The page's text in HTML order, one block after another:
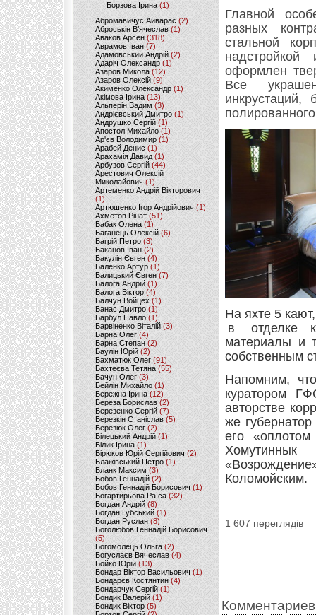
Борзова Ірина(1)
Абромавичус Айварас (2)
Аброськін В’ячеслав(1)
Аваков Арсен (318)
Аврамов Іван (7)
Адамовський Андрій(2)
Адаріч Олександр (1)
Азаров Микола (12)
Азаров Олексій (9)
Акименко Олександр(1)
Акімова Ірина(13)
Альперін Вадим (3)
Андрієвський Дмитро(1)
Андрушко Сергій(1)
Апостол Михайло(1)
Ар'єв Володимир (1)
Арабей Денис(1)
Арахамія Давид (1)
Арбузов Сергій (44)
Арестович Олексій
Миколайович(1)
Артеменко Андрій Вікторович
(1)
Артюшенко Ігор Андрійович(1)
Ахметов Рінат(51)
Бабак Олена(1)
Баганець Олексій(6)
Багрій Петро (3)
Баканов Іван(2)
Бакулін Євген (4)
Баленко Артур(1)
Балицький Євген(7)
Балога Андрій (1)
Балога Віктор (4)
Балчун Войцех (1)
Банас Дмитро (1)
Барбул Павло(1)
Барвіненко Віталій(3)
Барна Олег (4)
Барна Степан (2)
Баулін Юрій (2)
Бахматюк Олег (91)
Бахтеєва Тетяна(55)
Бачун Олег (3)
Бейлін Михайло (1)
Бережна Ірина(12)
Береза Борислав(2)
Березенко Сергій (7)
Березкін Станіслав (5)
Березюк Олег(2)
Білецький Андрій (1)
Білик Ірина (1)
Бірюков Юрій Сергійович (2)
Блажівський Петро (1)
Бланк Максим(3)
Бобов Геннадій (2)
Бобов Геннадій Борисович (1)
Богартирьова Раїса (32)
Богдан Андрій(8)
Богдан Губський (1)
Богдан Руслан(8)
Боголюбов Геннадій Борисович
(5)
Богомолець Ольга (2)
Богуслаєв Вячеслав (4)
Бойко Юрій (13)
Бондар Віктор Васильович (1)
Бондарєв Костянтин (4)
Бондарчук Сергій(1)
Бондик Валерій (1)
Бондик Віктор(5)
Главной
разных
стальной
оформлен
Все
инкрустаций,
На яхте 5
в отделке
материалы и
собственным
Напомним,
куратором
авторстве
же
его
Коломойским.
1 607 переглядів